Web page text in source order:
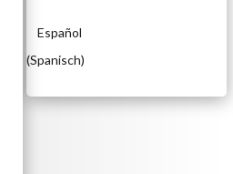
Español
(Spanisch)